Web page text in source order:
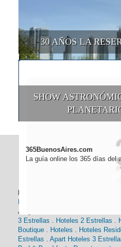
30 AÑOS LA
SHOW
365BuenosAires.com
La guía online los 365 días del
Alojamiento:
3 Estrellas . Hoteles 2 Estrellas .
Boutique . Hoteles . Hoteles
Estrellas . Apart Hoteles 3